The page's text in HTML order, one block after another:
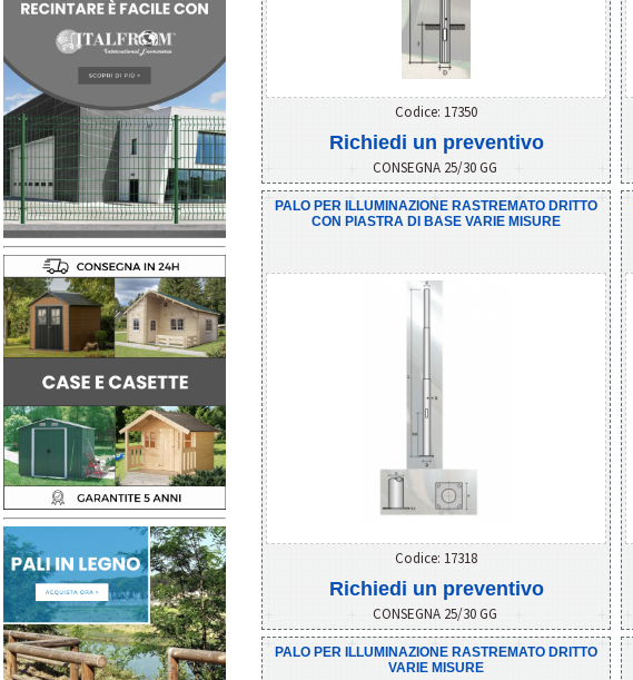
Codice: 17350
Richiedi un preventivo
CONSEGNA 25/30 GG
PALO PER ILLUMINAZIONE RASTREMATO DRITTO
CON PIASTRA DI BASE VARIE MISURE
Codice: 17318
Richiedi un preventivo
CONSEGNA 25/30 GG
PALO PER ILLUMINAZIONE RASTREMATO DRITTO
VARIE MISURE